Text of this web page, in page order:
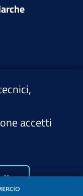
accetti